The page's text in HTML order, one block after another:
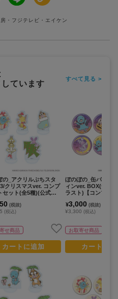
・フジテレビ・エイケン
ています
すべて見る >
の_アクリルぷちスタ
クリスマスver. コンプ
セット(全5種)(公式イ
り】
(税抜)
(税込)
せ商品
カートに追加
ぼのぼの_缶バッジ
ィンver. BOX(全6種
ラスト)【コンプリ
¥3,000 (税抜)
¥3,300 (税込)
お取寄せ商品
カートに